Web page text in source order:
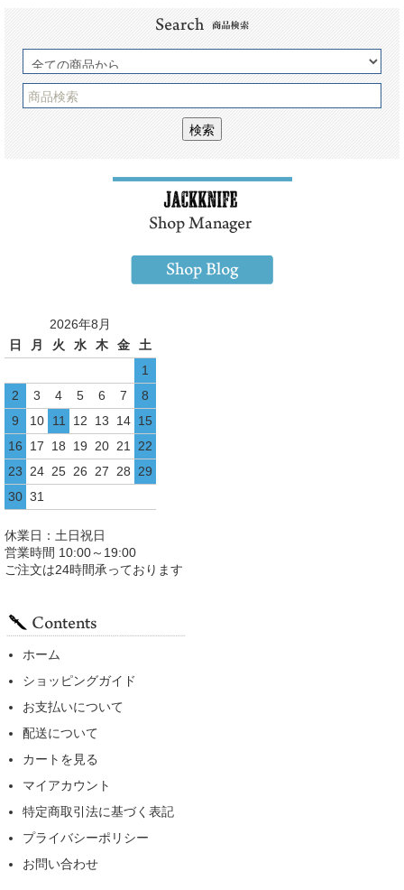
2026年8月
日
月 火 水 木 金
土
1
2
3 4 5 6 7
8
9
10 11 12 13 14 15
16
17 18 19 20 21 22
23 24 25 26 27 28 29
30 31
休業日：土日祝日
営業時間 10:00～19:00
ご注文は24時間承っております
ホーム
ショッピングガイド
お支払いについて
配送について
カートを見る
マイアカウント
特定商取引法に基づく表記
プライバシーポリシー
お問い合わせ